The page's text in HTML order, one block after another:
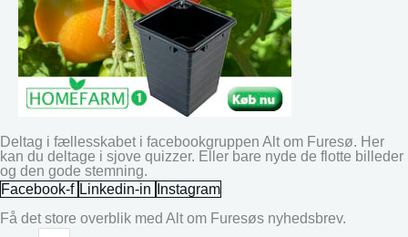
Deltag i fællesskabet i facebookgruppen Alt om Furesø. Her
kan du deltage i sjove quizzer. Eller bare nyde de flotte billeder
og den gode stemning.
Facebook-f Linkedin-in
Instagram
Få det store overblik med Alt om Furesøs nyhedsbrev.